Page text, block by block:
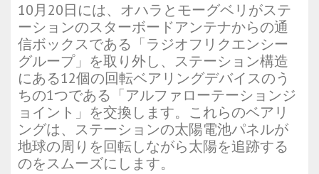
10月20日には、オハラとモーグベリがステ
ーションのスターボードアンテナからの通
信ボックスである「ラジオフリクエンシー
グループ」を取り外し、ステーション構造
にある12個の回転ベアリングデバイスのう
ちの1つである「アルファローテーションジ
ョイント」を交換します。これらのベアリ
ングは、ステーションの太陽電池パネルが
地球の周りを回転しながら太陽を追跡する
のをスムーズにします。